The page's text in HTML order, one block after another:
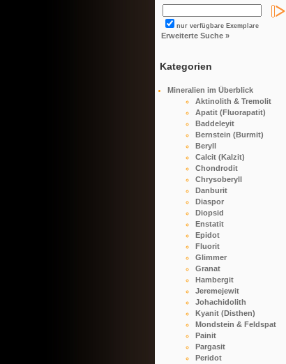
nur verfügbare Exemplare
Erweiterte Suche »
Kategorien
Mineralien im Überblick
Aktinolith & Tremolit
Apatit (Fluorapatit)
Baddeleyit
Bernstein (Burmit)
Beryll
Calcit (Kalzit)
Chondrodit
Chrysoberyll
Danburit
Diaspor
Diopsid
Enstatit
Epidot
Fluorit
Glimmer
Granat
Hambergit
Jeremejewit
Johachidolith
Kyanit (Disthen)
Mondstein & Feldspat
Painit
Pargasit
Peridot